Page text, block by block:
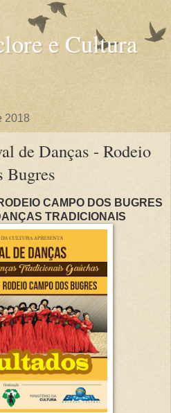
e Cultura
2018
de Danças - Rodeio
Bugres
CAMPO DOS BUGRES
TRADICIONAIS